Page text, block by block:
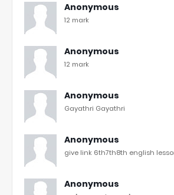
Anonymous
12 mark
Anonymous
12 mark
Anonymous
Gayathri Gayathri
Anonymous
give link 6th7th8th english
Anonymous